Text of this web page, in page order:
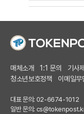
매체소개 1:1 문의 기사
청소년보호정책
이메일무
대표 문의: 02-6674-1012
일반 문의: